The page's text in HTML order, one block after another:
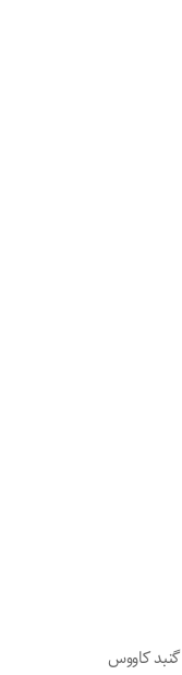
کاووس